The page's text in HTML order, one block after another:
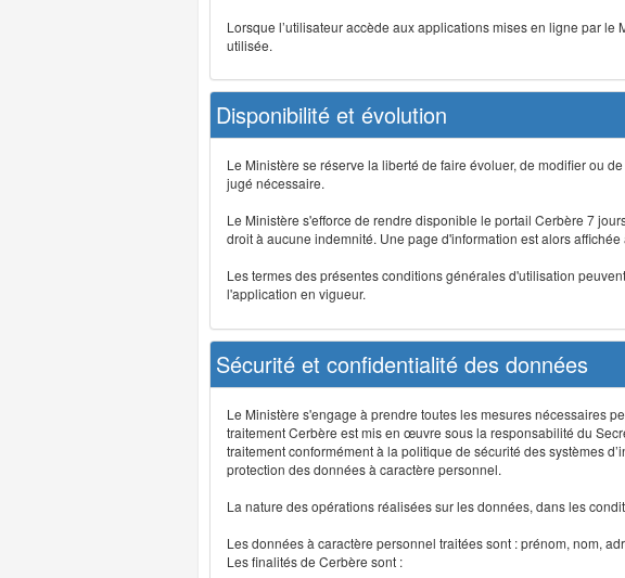
Lorsque l’utilisateur accède aux applications mises en ligne par
utilisée.
Disponibilité et évolution
Le Ministère se réserve la liberté de faire évoluer, de modifier ou
jugé nécessaire.
Le Ministère s'efforce de rendre disponible le portail Cerbère 7
droit à aucune indemnité. Une page d'information est alors
Les termes des présentes conditions générales d'utilisation
l'application en vigueur.
Sécurité et confidentialité des données
Le Ministère s'engage à prendre toutes les mesures nécessaires
traitement Cerbère est mis en œuvre sous la responsabilité du
traitement conformément à la politique de sécurité des systèmes
protection des données à caractère personnel.
La nature des opérations réalisées sur les données, dans les
Les données à caractère personnel traitées sont : prénom, nom,
Les finalités de Cerbère sont :